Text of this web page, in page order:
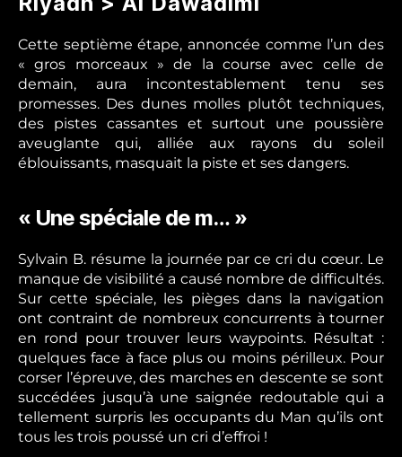
Cette septième étape, annoncée comme l’un des
« gros morceaux » de la course avec celle de
demain, aura incontestablement tenu ses
promesses. Des dunes molles plutôt techniques,
des pistes cassantes et surtout une poussière
aveuglante qui, alliée aux rayons du soleil
éblouissants, masquait la piste et ses dangers.
« Une spéciale de m… »
Sylvain B. résume la journée par ce cri du cœur. Le
manque de visibilité a causé nombre de difficultés.
Sur cette spéciale, les pièges dans la navigation
ont contraint de nombreux concurrents à tourner
en rond pour trouver leurs waypoints. Résultat :
quelques face à face plus ou moins périlleux. Pour
corser l’épreuve, des marches en descente se sont
succédées jusqu’à une saignée redoutable qui a
tellement surpris les occupants du Man qu’ils ont
tous les trois poussé un cri d’effroi !